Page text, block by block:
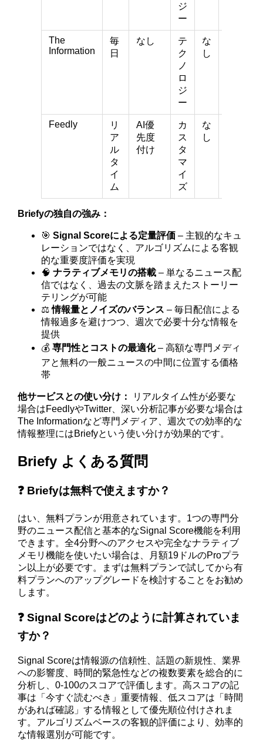
ジ
ー
The
Information
毎
日
なし
テ
ク
ノ
ロ
ジ
ー
な
し
Feedly
リ
ア
ル
タ
イ
ム
AI優
先度
付け
カ
ス
タ
マ
イ
ズ
な
し
Briefyの独自の強み：
🎯Signal Scoreによる定量評価 – 主観的なキュ
レーションではなく、アルゴリズムによる客観
的な重要度評価を実現
🧠ナラティブメモリの搭載 – 単なるニュース配
信ではなく、過去の文脈を踏まえたストーリー
テリングが可能
⚖️情報量とノイズのバランス – 毎日配信による
情報過多を避けつつ、週次で必要十分な情報を
提供
💰専門性とコストの最適化– 高額な専門メディ
アと無料の一般ニュースの中間に位置する価格
帯
他サービスとの使い分け：
リアルタイム性が必要な
場合はFeedlyやTwitter、深い分析記事が必要な場合は
The Informationなど専門メディア、週次での効率的な
情報整理にはBriefyという使い分けが効果的です。
Briefy よくある質問
❓ Briefyは無料で使えますか？
はい、無料プランが用意されています。1つの専門分
野のニュース配信と基本的なSignal Score機能を利用
できます。全4分野へのアクセスや完全なナラティブ
メモリ機能を使いたい場合は、月額19ドルのProプラ
ン以上が必要です。まずは無料プランで試してから有
料プランへのアップグレードを検討することをお勧め
します。
❓ Signal Scoreはどのように計算されていま
すか？
Signal Scoreは情報源の信頼性、話題の新規性、業界
への影響度、時間的緊急性などの複数要素を総合的に
分析し、0-100のスコアで評価します。高スコアの記
事は「今すぐ読むべき」重要情報、低スコアは「時間
があれば確認」する情報として優先順位付けされま
す。アルゴリズムベースの客観的評価により、効率的
な情報選別が可能です。